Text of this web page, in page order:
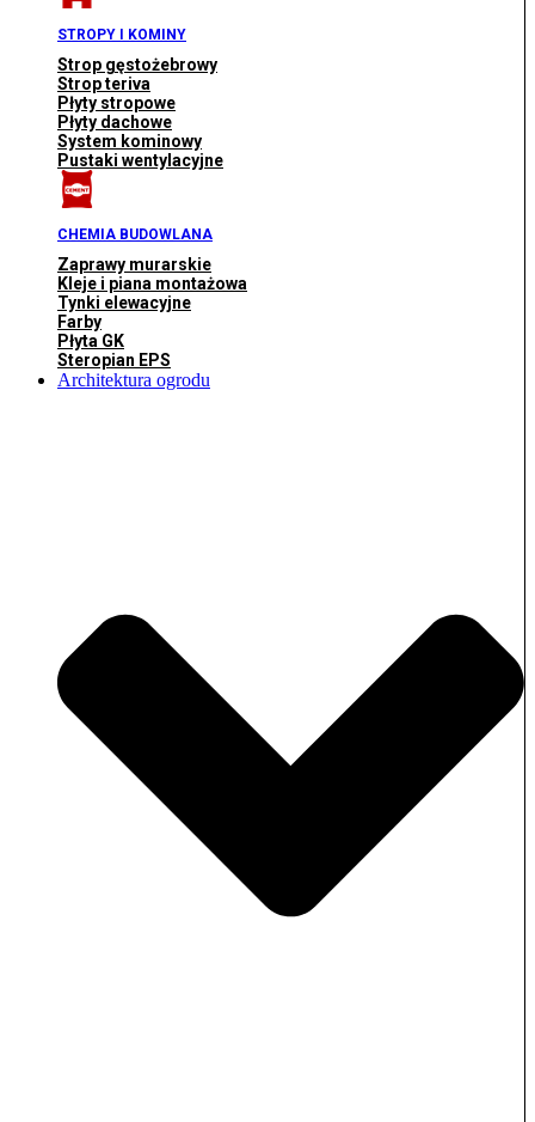
STROPY I KOMINY
Strop gęstożebrowy
Strop teriva
Płyty stropowe
Płyty dachowe
System kominowy
Pustaki wentylacyjne
CHEMIA BUDOWLANA
Zaprawy murarskie
Kleje i piana montażowa
Tynki elewacyjne
Farby
Płyta GK
Steropian EPS
Architektura ogrodu